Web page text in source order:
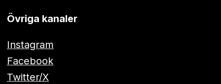
Övriga kanaler
Instagram
Facebook
Twitter/X